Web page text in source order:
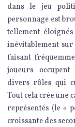
dans le jeu
personnage est
tellement
inévitablement
faisant
joueurs occupent
divers rôles qui
Tout cela crée une
représentés (le «
croissante des